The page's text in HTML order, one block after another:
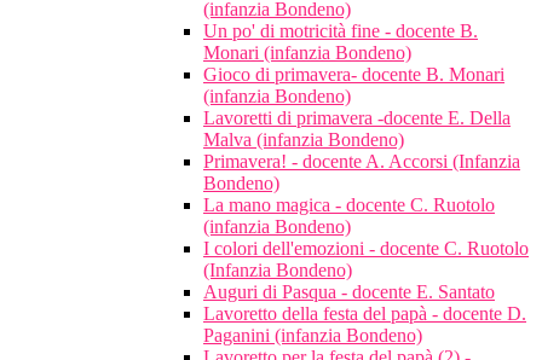
(infanzia Bondeno)
Un po' di motricità fine - docente B.
Monari (infanzia Bondeno)
Gioco di primavera- docente B. Monari
(infanzia Bondeno)
Lavoretti di primavera -docente E. Della
Malva (infanzia Bondeno)
Primavera! - docente A. Accorsi (Infanzia
Bondeno)
La mano magica - docente C. Ruotolo
(infanzia Bondeno)
I colori dell'emozioni - docente C. Ruotolo
(Infanzia Bondeno)
Auguri di Pasqua - docente E. Santato
Lavoretto della festa del papà - docente D.
Paganini (infanzia Bondeno)